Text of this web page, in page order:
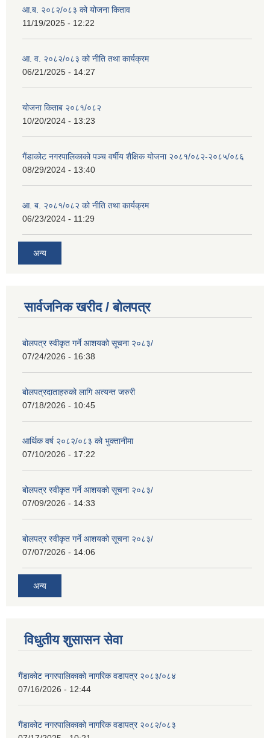
आ.ब. २०८२/०८३ को योजना किताव
11/19/2025 - 12:22
आ. व. २०८२/०८३ को नीति तथा कार्यक्रम
06/21/2025 - 14:27
योजना किताब २०८१/०८२
10/20/2024 - 13:23
गैंडाकोट नगरपालिकाको पञ्च वर्षीय शैक्षिक योजना २०८१/०८२-२०८५/०८६
08/29/2024 - 13:40
आ. ब. २०८१/०८२ को नीति तथा कार्यक्रम
06/23/2024 - 11:29
अन्य
सार्वजनिक खरीद / बोलपत्र
बोलपत्र स्वीकृत गर्ने आशयको सूचना २०८३/
07/24/2026 - 16:38
बोलपत्रदाताहरुको लागि अत्यन्त जरुरी
07/18/2026 - 10:45
आर्थिक वर्ष २०८२/०८३ को भुक्तानीमा
07/10/2026 - 17:22
बोलपत्र स्वीकृत गर्ने आशयको सूचना २०८३/
07/09/2026 - 14:33
बोलपत्र स्वीकृत गर्ने आशयको सूचना २०८३/
07/07/2026 - 14:06
अन्य
विधुतीय शुसासन सेवा
गैंडाकोट नगरपालिकाको नागरिक वडापत्र २०८३/०८४
07/16/2026 - 12:44
गैंडाकोट नगरपालिकाको नागरिक वडापत्र २०८२/०८३